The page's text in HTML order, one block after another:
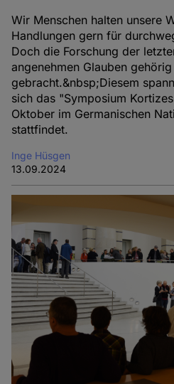
Wir Menschen halten unsere
Handlungen gern für
Doch die Forschung der
angenehmen Glauben
gebracht.&nbsp;Diesem
sich das "Symposium
Oktober im Germanischen
stattfindet.
Inge Hüsgen
13.09.2024